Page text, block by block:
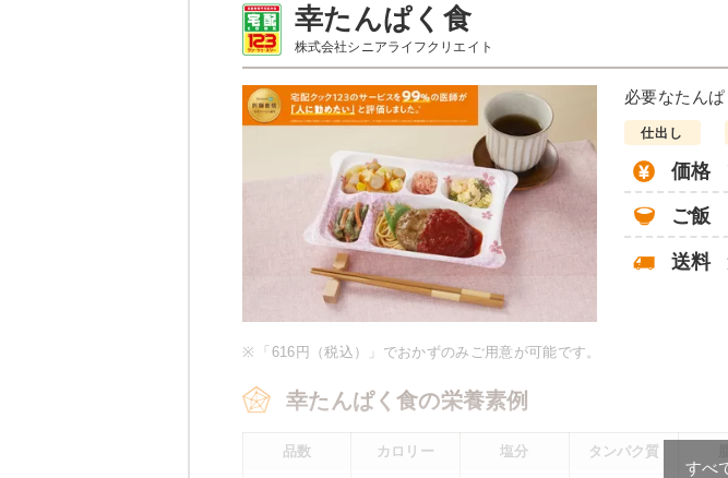
普通食のメニュー例
メバル煮付け
オクラのお浸し
厚焼き玉子（関東風）
ほうれん草白和え
豚肉のしぐれ煮
エネルギー：497kcal、たんぱく質：21.4g、脂質：10.6g、炭水
化物：76.4g、ナトリウム：687mg、食塩相当量：1.7g
※メニューの補足
ご飯セットの栄養素です。お弁当献立の一例とその栄養価のた
い。
幸たんぱく食
株式会社シニアライフクリエイト
必要なたん
仕出し
価格
ご飯
送料
※ 「616円（税込）」でおかずのみご用意が可能です。
幸たんぱく食の栄養素例
品数 カロリー 塩分 タンパク質
すべ